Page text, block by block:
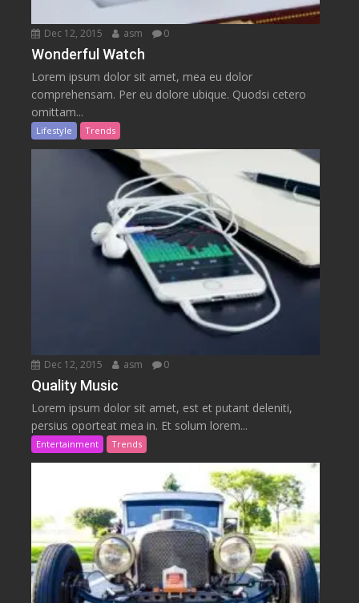
Dec 12, 2015 asm 0
Wonderful Watch
Lorem ipsum dolor sit amet, mea eu dolor
comprehensam. Per eu dolore ubique. Quodsi cetero
omittam...
Lifestyle Trends
Dec 12, 2015 asm 0
Quality Music
Lorem ipsum dolor sit amet, est et putant deleniti,
persius oporteat mea in. Et solum lorem...
Entertainment Trends